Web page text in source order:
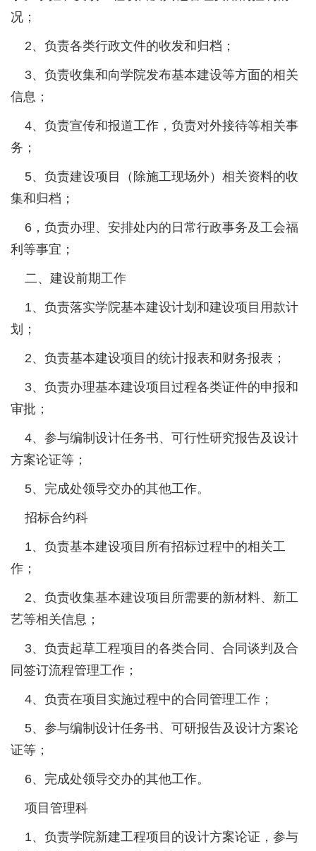
况；
2、负责各类行政文件的收发和归档；
3、负责收集和向学院发布基本建设等方面的相关
信息；
4、负责宣传和报道工作，负责对外接待等相关事
务；
5、负责建设项目（除施工现场外）相关资料的收
集和归档；
6，负责办理、安排处内的日常行政事务及工会福
利等事宜；
二、建设前期工作
1、负责落实学院基本建设计划和建设项目用款计
划；
2、负责基本建设项目的统计报表和财务报表；
3、负责办理基本建设项目过程各类证件的申报和
审批；
4、参与编制设计任务书、可行性研究报告及设计
方案论证等；
5、完成处领导交办的其他工作。
招标合约科
1、负责基本建设项目所有招标过程中的相关工
作；
2、负责收集基本建设项目所需要的新材料、新工
艺等相关信息；
3、负责起草工程项目的各类合同、合同谈判及合
同签订流程管理工作；
4、负责在项目实施过程中的合同管理工作；
5、参与编制设计任务书、可研报告及设计方案论
证等；
6、完成处领导交办的其他工作。
项目管理科
1、负责学院新建工程项目的设计方案论证，参与